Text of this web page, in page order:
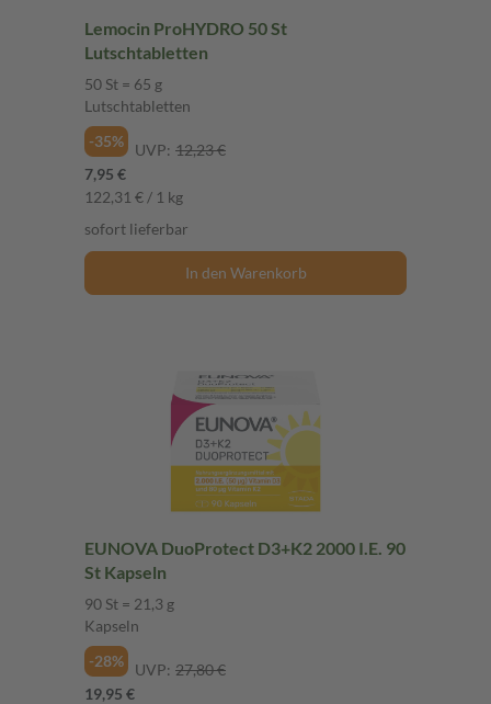
Lemocin ProHYDRO 50 St
Lutschtabletten
50 St = 65 g
Lutschtabletten
-35%
UVP: 12,23 €
7,95 €
122,31 € / 1 kg
sofort lieferbar
In den Warenkorb
EUNOVA DuoProtect D3+K2 2000 I.E. 90
St Kapseln
90 St = 21,3 g
Kapseln
-28%
UVP: 27,80 €
19,95 €